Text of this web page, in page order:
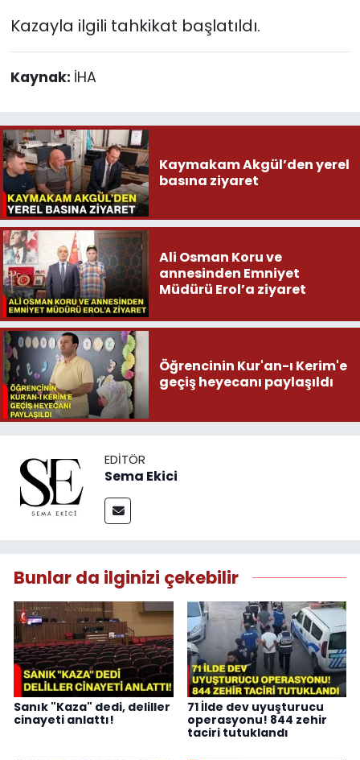
Kazayla ilgili tahkikat başlatıldı.
Kaynak: İHA
Kaymakam Akgül’den yerel
basına ziyaret
Ali Osman Koru ve
annesinden Emniyet
Müdürü Erol’a ziyaret
Öğrencinin Kur'an-ı Kerim'e
geçiş heyecanı paylaşıldı
EDITÖR
Sema Ekici
Bunlar da ilginizi çekebilir
Sanık "Kaza" dedi, deliller
cinayeti anlattı!
71 İlde dev uyuşturucu
operasyonu! 844 zehir
taciri tutuklandı